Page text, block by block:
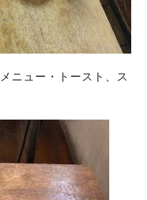
ニュー・トースト、ス